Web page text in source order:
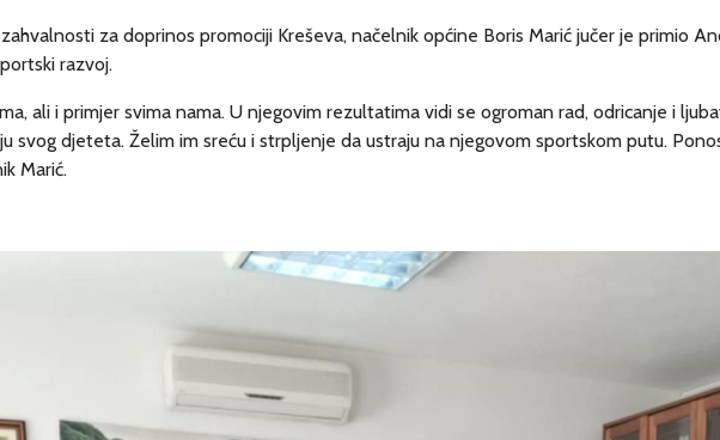
za doprinos promociji Kreševa, načelnik općine Boris Marić jučer je primio
razvoj.
ali i primjer svima nama. U njegovim rezultatima vidi se ogroman rad, odricanje i
svog djeteta. Želim im sreću i strpljenje da ustraju na njegovom sportskom putu.
Marić.